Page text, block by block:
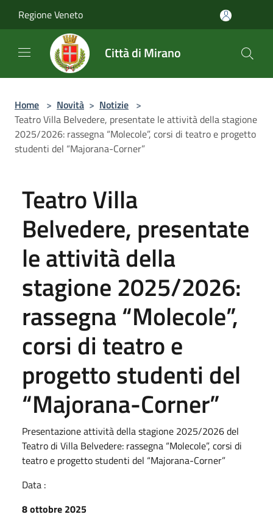
Regione Veneto
Città di Mirano
Home > Novità > Notizie >
Teatro Villa Belvedere, presentate le attività della stagione
2025/2026: rassegna “Molecole”, corsi di teatro e progetto
studenti del “Majorana-Corner”
Teatro Villa
Belvedere, presentate
le attività della
stagione 2025/2026:
rassegna “Molecole”,
corsi di teatro e
progetto studenti del
“Majorana-Corner”
Presentazione attività della stagione 2025/2026 del
Teatro di Villa Belvedere: rassegna “Molecole”, corsi di
teatro e progetto studenti del “Majorana-Corner”
Data :
8 ottobre 2025